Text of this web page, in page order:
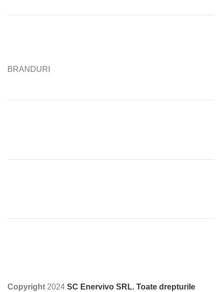
BRANDURI
Copyright 2024 SC Enervivo SRL. Toate drepturile